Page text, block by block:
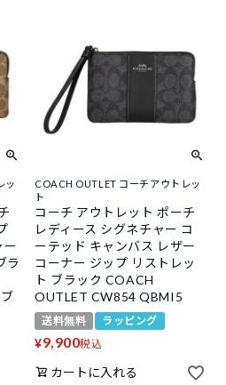
ッ
ー
ラ
COACH OUTLET コーチアウトレッ
ト
コーチ アウトレット ポーチ
レディース シグネチャー コ
ーテッド キャンバス レザー
コーナー ジップ リストレッ
ト ブラック COACH
OUTLET CW854 QBMI5
送料無料 ラッピング
¥9,900税込
カートに入れる